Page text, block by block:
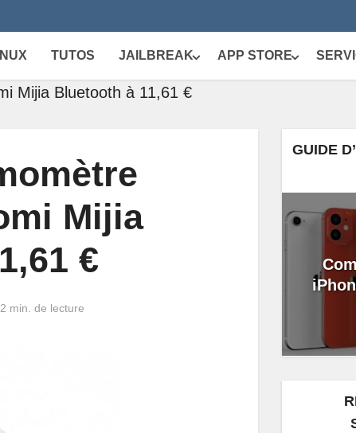
TUTOS JAILBREAK APP STORE
Mijia Bluetooth à 11,61 €
Mijia
€
2 min. de lecture
GUIDE